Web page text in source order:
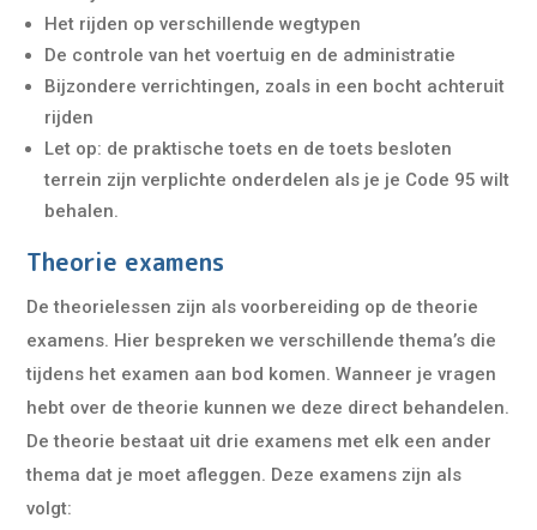
Het rijden op verschillende wegtypen
De controle van het voertuig en de administratie
Bijzondere verrichtingen, zoals in een bocht achteruit
rijden
Let op: de praktische toets en de toets besloten
terrein zijn verplichte onderdelen als je je Code 95 wilt
behalen.
Theorie examens
De theorielessen zijn als voorbereiding op de theorie
examens. Hier bespreken we verschillende thema’s die
tijdens het examen aan bod komen. Wanneer je vragen
hebt over de theorie kunnen we deze direct behandelen.
De theorie bestaat uit drie examens met elk een ander
thema dat je moet afleggen. Deze examens zijn als
volgt: